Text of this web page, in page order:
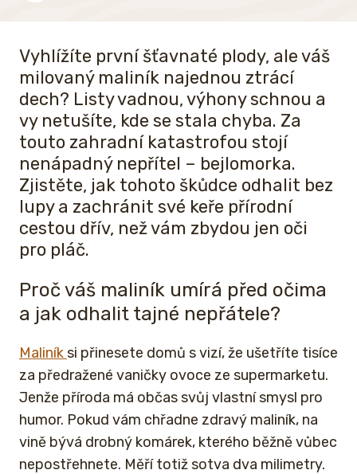
Vyhlížíte první šťavnaté plody, ale váš
milovaný maliník najednou ztrácí
dech? Listy vadnou, výhony schnou a
vy netušíte, kde se stala chyba. Za
touto zahradní katastrofou stojí
nenápadný nepřítel – bejlomorka.
Zjistěte, jak tohoto škůdce odhalit bez
lupy a zachránit své keře přírodní
cestou dřív, než vám zbydou jen oči
pro pláč.
Proč váš maliník umírá před očima
a jak odhalit tajné nepřátele?
Maliníksi přinesete domů s vizí, že ušetříte tisíce
za předražené vaničky ovoce ze supermarketu.
Jenže příroda má občas svůj vlastní smysl pro
humor. Pokud vám chřadne zdravý maliník, na
vině bývá drobný komárek, kterého běžně vůbec
nepostřehnete. Měří totiž sotva dva milimetry.